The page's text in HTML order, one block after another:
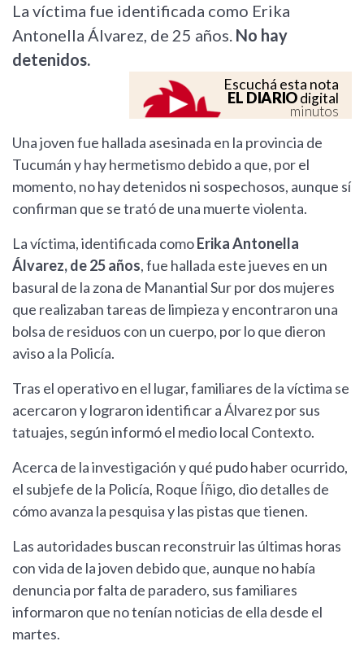
La víctima fue identificada como Erika
Antonella Álvarez, de 25 años. No hay
detenidos.
Escuchá esta nota
EL DIARIOdigital
minutos
Una joven fue hallada asesinada en la provincia de
Tucumán y hay hermetismo debido a que, por el
momento, no hay detenidos ni sospechosos, aunque sí
confirman que se trató de una muerte violenta.
La víctima, identificada comoErika Antonella
Álvarez, de 25 años, fue hallada este jueves en un
basural de la zona de Manantial Sur por dos mujeres
que realizaban tareas de limpieza y encontraron una
bolsa de residuos con un cuerpo, por lo que dieron
aviso a la Policía.
Tras el operativo en el lugar, familiares de la víctima se
acercaron y lograron identificar a Álvarez por sus
tatuajes, según informó el medio local Contexto.
Acerca de la investigación y qué pudo haber ocurrido,
el subjefe de la Policía, Roque Íñigo, dio detalles de
cómo avanza la pesquisa y las pistas que tienen.
Las autoridades buscan reconstruir las últimas horas
con vida de la joven debido que, aunque no había
denuncia por falta de paradero, sus familiares
informaron que no tenían noticias de ella desde el
martes.